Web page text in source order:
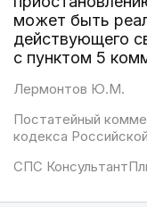
может быть
действующего
с пунктом 5
Лермонтов Ю.М.
Постатейный
кодекса
СПС